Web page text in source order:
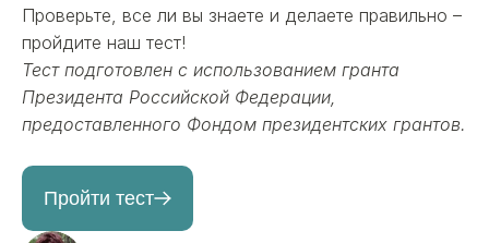
Проверьте, все ли вы знаете и делаете правильно –
пройдите наш тест!
Тест подготовлен с использованием гранта
Президента Российской Федерации,
предоставленного Фондом президентских грантов.
Пройти тест